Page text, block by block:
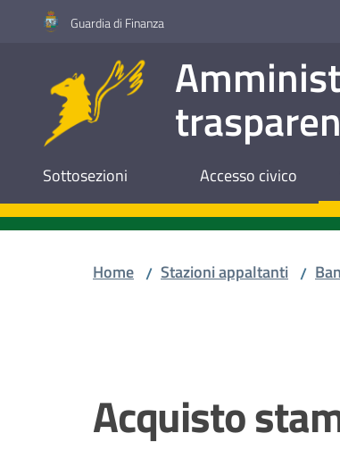
Vai al contenuto
Vai alla navigazione
Vai al footerGuardia di Finanza
Sottosezioni Accesso civico
Home / Stazioni appaltanti /
Acquisto